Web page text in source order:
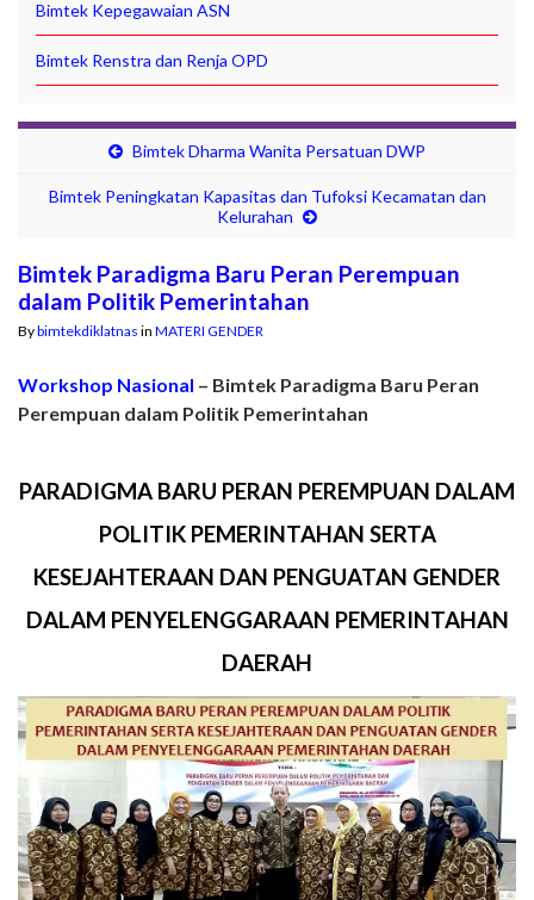
Bimtek Kepegawaian ASN
Bimtek Renstra dan Renja OPD
Bimtek Dharma Wanita Persatuan DWP
Bimtek Peningkatan Kapasitas dan Tufoksi Kecamatan dan
Kelurahan
Bimtek Paradigma Baru Peran Perempuan
dalam Politik Pemerintahan
Bybimtekdiklatnas in MATERI GENDER
Workshop Nasional – Bimtek Paradigma Baru Peran
Perempuan dalam Politik Pemerintahan
PARADIGMA BARU PERAN PEREMPUAN DALAM
POLITIK PEMERINTAHAN SERTA
KESEJAHTERAAN DAN PENGUATAN GENDER
DALAM PENYELENGGARAAN PEMERINTAHAN
DAERAH